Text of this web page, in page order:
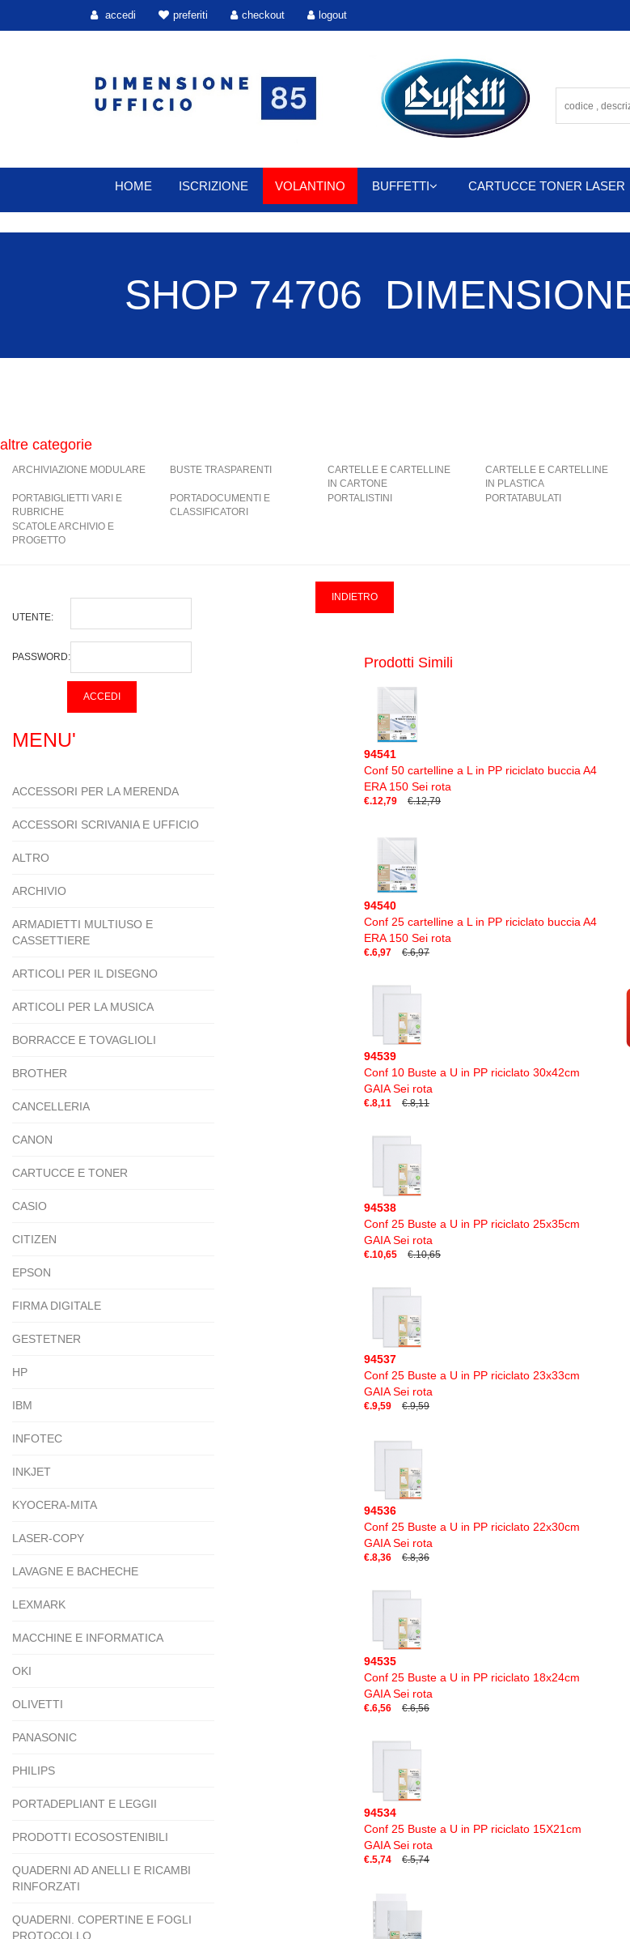
accedi preferiti checkout logout
HOME ISCRIZIONE VOLANTINO BUFFETTI CARTUCCE TONER LASER
SHOP 74706
altre categorie
ARCHIVIAZIONE MODULARE BUSTE TRASPARENTI
CARTELLE E CARTELLINE
IN CARTONE
CARTELLE E CARTELLINE
IN PLASTICA
PORTABIGLIETTI VARI E
RUBRICHE
PORTADOCUMENTI E
CLASSIFICATORI
PORTALISTINI PORTATABULATI
SCATOLE ARCHIVIO E
PROGETTO
UTENTE:
PASSWORD:
MENU'
ACCESSORI PER LA MERENDA
ACCESSORI SCRIVANIA E UFFICIO
ALTRO
ARCHIVIO
ARMADIETTI MULTIUSO E
CASSETTIERE
ARTICOLI PER IL DISEGNO
ARTICOLI PER LA MUSICA
BORRACCE E TOVAGLIOLI
BROTHER
CANCELLERIA
CANON
CARTUCCE E TONER
CASIO
CITIZEN
EPSON
FIRMA DIGITALE
GESTETNER
HP
IBM
INFOTEC
INKJET
KYOCERA-MITA
LASER-COPY
LAVAGNE E BACHECHE
LEXMARK
MACCHINE E INFORMATICA
OKI
OLIVETTI
PANASONIC
PHILIPS
PORTADEPLIANT E LEGGII
PRODOTTI ECOSOSTENIBILI
QUADERNI AD ANELLI E RICAMBI
RINFORZATI
QUADERNI. COPERTINE E FOGLI
PROTOCOLLO
Prodotti Simili
94541
Conf 50 cartelline a L in PP riciclato buccia A4
ERA 150 Sei rota
€.12,79 €.12,79
94540
Conf 25 cartelline a L in PP riciclato buccia A4
ERA 150 Sei rota
€.6,97 €.6,97
94539
Conf 10 Buste a U in PP riciclato 30x42cm
GAIA Sei rota
€.8,11 €.8,11
94538
Conf 25 Buste a U in PP riciclato 25x35cm
GAIA Sei rota
€.10,65 €.10,65
94537
Conf 25 Buste a U in PP riciclato 23x33cm
GAIA Sei rota
€.9,59 €.9,59
94536
Conf 25 Buste a U in PP riciclato 22x30cm
GAIA Sei rota
€.8,36 €.8,36
94535
Conf 25 Buste a U in PP riciclato 18x24cm
GAIA Sei rota
€.6,56 €.6,56
94534
Conf 25 Buste a U in PP riciclato 15X21cm
GAIA Sei rota
€.5,74 €.5,74